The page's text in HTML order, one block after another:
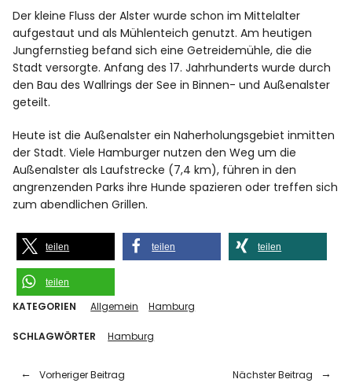
Wann?
Preise?
Über mich
Kontakt
Der kleine Fluss der Alster wurde schon im Mittelalter
aufgestaut und als Mühlenteich genutzt. Am heutigen
Jungfernstieg befand sich eine Getreidemühle, die die
Stadt versorgte. Anfang des 17. Jahrhunderts wurde durch
den Bau des Wallrings der See in Binnen- und Außenalster
geteilt.
Heute ist die Außenalster ein Naherholungsgebiet inmitten
der Stadt. Viele Hamburger nutzen den Weg um die
Außenalster als Laufstrecke (7,4 km), führen in den
angrenzenden Parks ihre Hunde spazieren oder treffen sich
zum abendlichen Grillen.
teilen teilen teilen
teilen
KATEGORIEN Allgemein Hamburg
SCHLAGWÖRTER Hamburg
Vorheriger Beitrag
Nächster Beitrag